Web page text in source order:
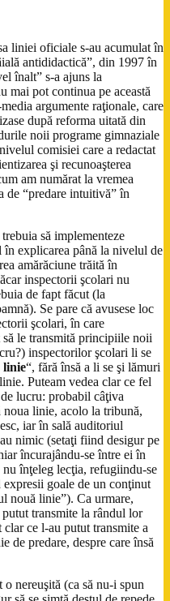
liniei oficiale s-au acumulat în
antididactică”, din 1997 în
înalt” s-a ajuns la
mai pot continua pe această
argumente raţionale, care
după reforma uitată din
noii programe gimnaziale
comisiei care a redactat
şi recunoaşterea
am numărat la vremea
de “predare intuitivă” în
să implementeze
în explicarea până la nivelul de
amărăciune trăită în
inspectorii şcolari nu
de fapt făcut (la
Se pare că avusese loc
şcolari, în care
le transmită principiile noii
inspectorilor şcolari li se
linie“, fără însă a li se şi lămuri
Puteam vedea clar ce fel
lucru: probabil câţiva
noua linie, acolo la tribună,
iar în sală auditoriul
nimic (setaţi fiind desigur pe
încurajându-se între ei în
nu înţeleg lecţia, refugiindu-se
goale de un conţinut
nouă linie”). Ca urmare,
transmite la rândul lor
ce l-au putut transmite a
de predare, despre care însă
nereuşită (ca să nu-i spun